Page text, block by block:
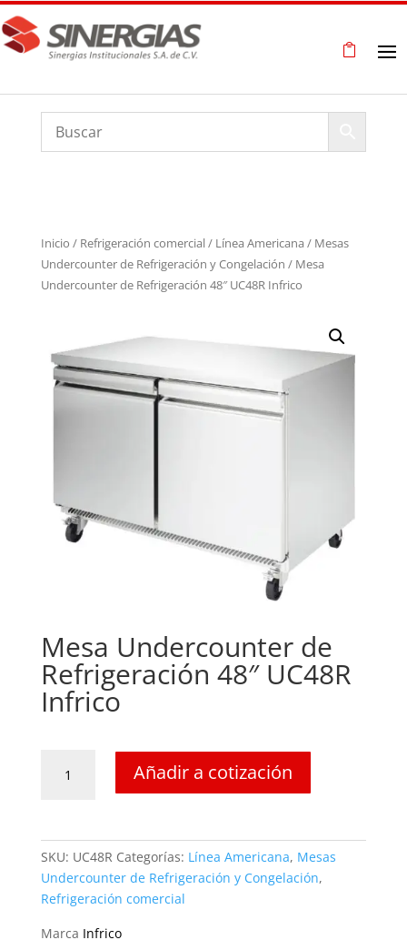
Inicio / Refrigeración comercial/ Línea Americana / Mesas
Undercounter de Refrigeración y Congelación / Mesa
Undercounter de Refrigeración 48″ UC48R Infrico
Mesa Undercounter de
Refrigeración 48″ UC48R
Infrico
Undercounter
48"
UC48R
Infrico
cantidad
Añadir a cotización
SKU: UC48R Categorías: Línea Americana, Mesas
Undercounter de Refrigeración y Congelación,
Refrigeración comercial
Marca Infrico